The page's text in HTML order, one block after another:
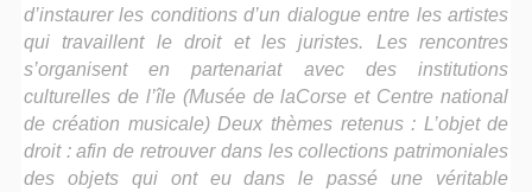
d’instaurer les conditions d’un dialogue entre les artistes
qui travaillent le droit et les juristes. Les rencontres
s’organisent en partenariat avec des institutions
culturelles de l’île (Musée de laCorse et Centre national
de création musicale) Deux thèmes retenus : L’objet de
droit : afin de retrouver dans les collections patrimoniales
des objets qui ont eu dans le passé une véritable